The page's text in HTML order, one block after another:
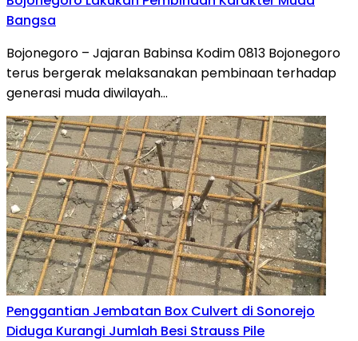
Bangsa
Bojonegoro – Jajaran Babinsa Kodim 0813 Bojonegoro
terus bergerak melaksanakan pembinaan terhadap
generasi muda diwilayah…
Penggantian Jembatan Box Culvert di Sonorejo
Diduga Kurangi Jumlah Besi Strauss Pile